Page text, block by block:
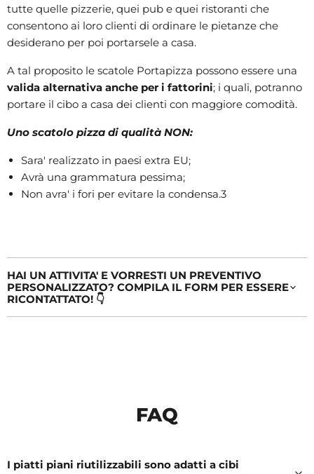
tutte quelle pizzerie, quei pub e quei ristoranti che
consentono ai loro clienti di ordinare le pietanze che
desiderano per poi portarsele a casa.
A tal proposito le scatole Portapizza possono essere una
valida alternativa anche per i fattorini; i quali, potranno
portare il cibo a casa dei clienti con maggiore comodità.
Uno scatolo pizza di qualità NON:
Sara' realizzato in paesi extra EU;
Avrà una grammatura pessima;
Non avra' i fori per evitare la condensa.3
HAI UN ATTIVITA' E VORRESTI UN PREVENTIVO
PERSONALIZZATO? COMPILA IL FORM PER ESSERE
RICONTATTATO! 👇
FAQ
I piatti piani riutilizzabili sono adatti a cibi